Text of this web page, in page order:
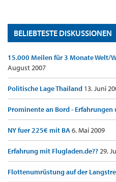
BELIEBTESTE DISKUSSIONEN
15.000 Meilen für 3 Monate Welt/
August 2007
Politische Lage Thailand 13. Juni
Prominente an Bord - Erfahrungen
NY fuer 225€ mit BA6. Mai 2009
Erfahrung mit Flugladen.de??29.
Flottenumrüstung auf der